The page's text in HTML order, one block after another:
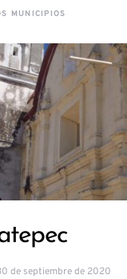
MUNICIPIOS
de septiembre de 2020